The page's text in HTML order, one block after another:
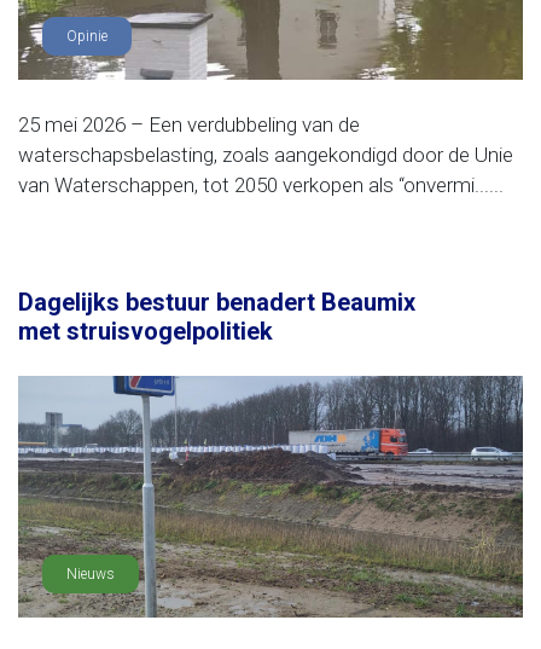
Opinie
25 mei 2026 – Een verdubbeling van de
waterschapsbelasting, zoals aangekondigd door de Unie
van Waterschappen, tot 2050 verkopen als “onvermi......
Dagelijks bestuur benadert Beaumix
met struisvogelpolitiek
Nieuws